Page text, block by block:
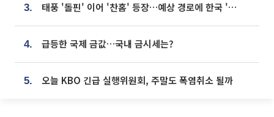
3. 태풍 '돌핀' 이어 '찬홈' 등장…예상 경로에 한국 '한숨'
4. 급등한 국제 금값…국내 금시세는?
5. 오늘 KBO 긴급 실행위원회, 주말도 폭염취소 될까